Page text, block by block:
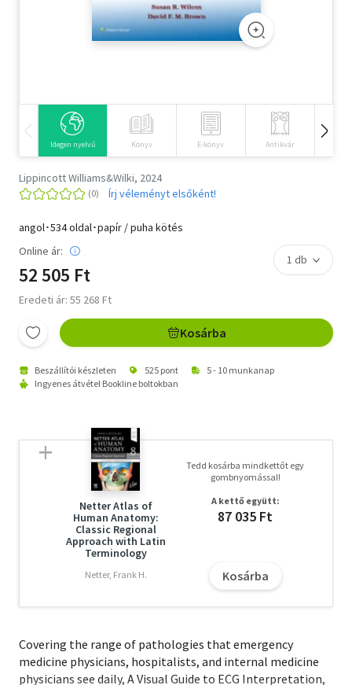
Szótár, nyelvkönyv
Tankönyv, segédkönyv
Természettudomány
Történelem
Vallás
Idegen nyelvű Könyv E-könyv Antikvár
Lippincott Williams&Wilki, 2024
Írj véleményt elsőként!
angol･534 oldal･papír / puha kötés
Online ár:
52 505 Ft
Eredeti ár: 55 268 Ft
Kosárba
Beszállítói készleten 525 pont
5 - 10 munkanap
Ingyenes átvétel Bookline boltokban
Netter Atlas of
Human Anatomy:
Classic Regional
Approach with Latin
Terminology
Netter, Frank H.
Tedd kosárba mindkettőt egy
gombnyomással!
A kettő együtt:
87 035 Ft
Kosárba
Covering the range of pathologies that emergency
medicine physicians, hospitalists, and internal medicine
physicians see daily, A Visual Guide to ECG Interpretation,